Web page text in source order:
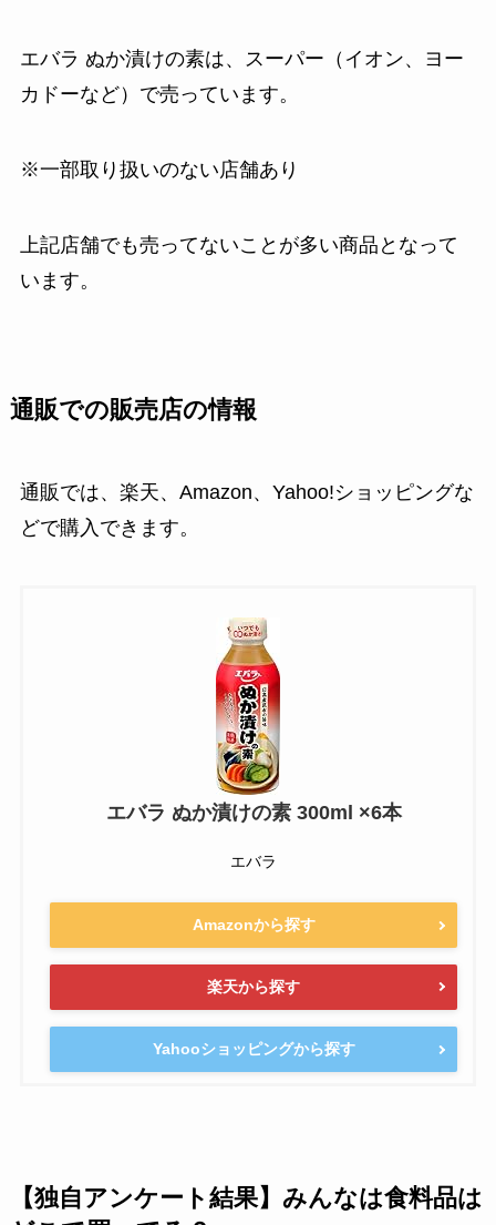
エバラ ぬか漬けの素は、スーパー（イオン、ヨー
カドーなど）で売っています。
※一部取り扱いのない店舗あり
上記店舗でも売ってないことが多い商品となって
います。
通販での販売店の情報
通販では、楽天、Amazon、Yahoo!ショッピングな
どで購入できます。
エバラ ぬか漬けの素 300ml ×6本
エバラ
Amazonから探す
楽天から探す
Yahooショッピングから探す
【独自アンケート結果】みんなは食料品は